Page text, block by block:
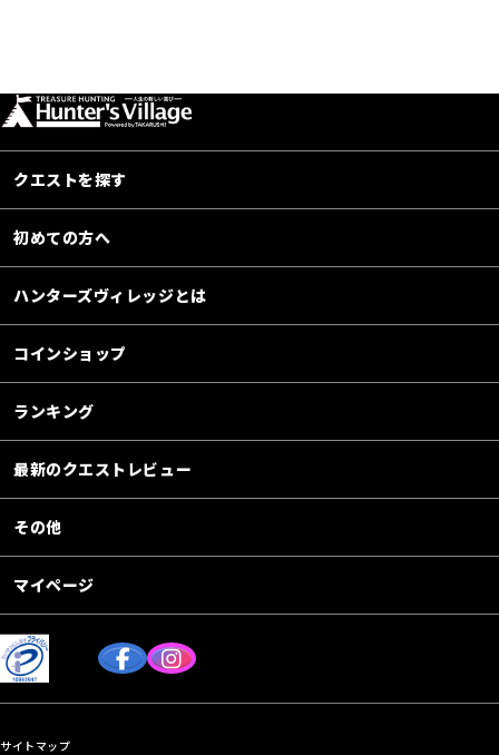
クエストを探す
初めての方へ
ハンターズヴィレッジとは
コインショップ
ランキング
最新のクエストレビュー
その他
マイページ
サイトマップ